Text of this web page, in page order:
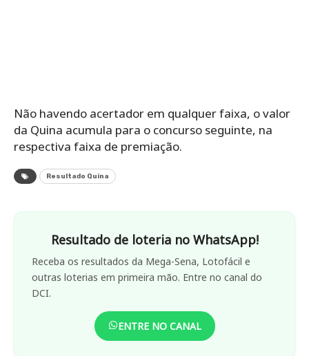
Não havendo acertador em qualquer faixa, o valor
da Quina acumula para o concurso seguinte, na
respectiva faixa de premiação.
Resultado Quina
Resultado de loteria no WhatsApp!
Receba os resultados da Mega-Sena, Lotofácil e
outras loterias em primeira mão. Entre no canal do
DCI.
ENTRE NO CANAL